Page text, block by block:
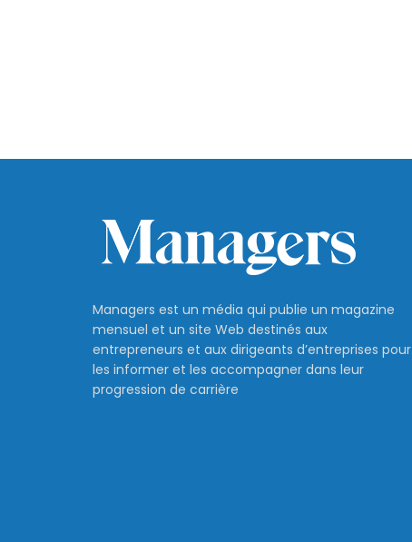
Managers est un média qui publie un magazine
mensuel et un site Web destinés aux
entrepreneurs et aux dirigeants d’entreprises pour
les informer et les accompagner dans leur
progression de carrière